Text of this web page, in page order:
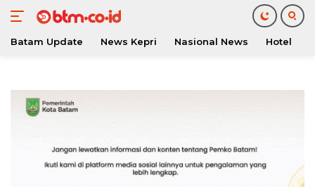
konten
Batam Update News Kepri Nasional News Hotel